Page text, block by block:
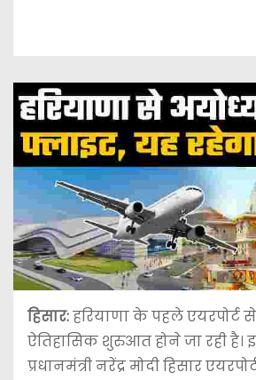
हिसार:हरियाणा के पहले एयरपोर्ट
ऐतिहासिक शुरुआत होने जा रही है।
प्रधानमंत्री नरेंद्र मोदी हिसार